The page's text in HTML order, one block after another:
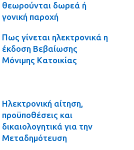
θεωρούνται δωρεά ή
γονική παροχή
Πως γίνεται ηλεκτρονικά η
έκδοση Βεβαίωσης
Μόνιμης Κατοικίας
Ηλεκτρονική αίτηση,
προϋποθέσεις και
δικαιολογητικά για την
Μεταδημότευση